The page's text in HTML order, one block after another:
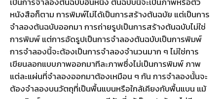
หนังสือก็ตาม การพิมพ์ไม่ได้เป็นการสร้างต้นฉบัย แต่เป็นการ
จำลองต้นฉบับออกมา การถ่ายรูปเป็นการสร้างต้นฉบับไม่ใช่
การพิมพ์ แต่การอัดรูปเป็นการจำลองต้นฉบับเป็นการพิมพ์
การจำลองนี้จะต้องเป็นการจำลองจำนวนมาก ๆ ไม่ใช่การ
เขียนลอกแบบภาพออกมาทีละภาพซึ่งไม่เป็นการพิมพ์ ภาพ
แต่ละแผ่นที่จำลองออกมาต้องเหมือน ๆ กัน การจำลองนั้นจะ
ต้องจำลองบนวัตถุที่เป็นพื้นแบนหรือใกล้เคียงกับพื้นแบน แม้